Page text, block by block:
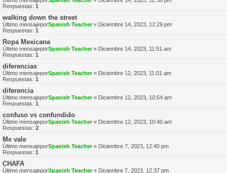
Respuestas: 1
walking down the street
Último mensajeporSpanish Teacher« Diciembre 14, 2023, 12:29 pm
Respuestas: 1
Ropa Mexicana
Último mensajeporSpanish Teacher« Diciembre 14, 2023, 11:51 am
Respuestas: 1
diferencias
Último mensajeporSpanish Teacher« Diciembre 12, 2023, 11:01 am
Respuestas: 1
diferencia
Último mensajeporSpanish Teacher« Diciembre 12, 2023, 10:54 am
Respuestas: 1
confuso vs confundido
Último mensajeporSpanish Teacher« Diciembre 12, 2023, 10:40 am
Respuestas: 2
Me vale
Último mensajeporSpanish Teacher« Diciembre 7, 2023, 12:40 pm
Respuestas: 1
CHAFA
Último mensajeporSpanish Teacher« Diciembre 7, 2023, 12:37 pm